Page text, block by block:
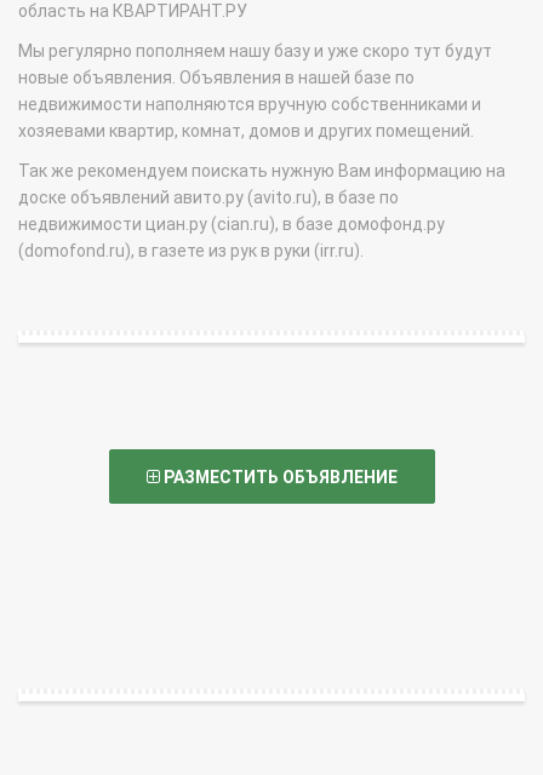
область на КВАРТИРАНТ.РУ
Мы регулярно пополняем нашу базу и уже скоро тут будут
новые объявления. Объявления в нашей базе по
недвижимости наполняются вручную собственниками и
хозяевами квартир, комнат, домов и других помещений.
Так же рекомендуем поискать нужную Вам информацию на
доске объявлений авито.ру (avito.ru), в базе по
недвижимости циан.ру (cian.ru), в базе домофонд.ру
(domofond.ru), в газете из рук в руки (irr.ru).
РАЗМЕСТИТЬ ОБЪЯВЛЕНИЕ